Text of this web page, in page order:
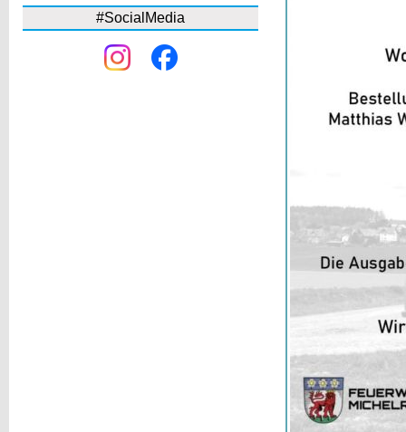
#SocialMedia